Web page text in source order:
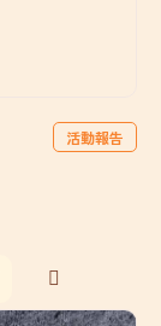
活動報告